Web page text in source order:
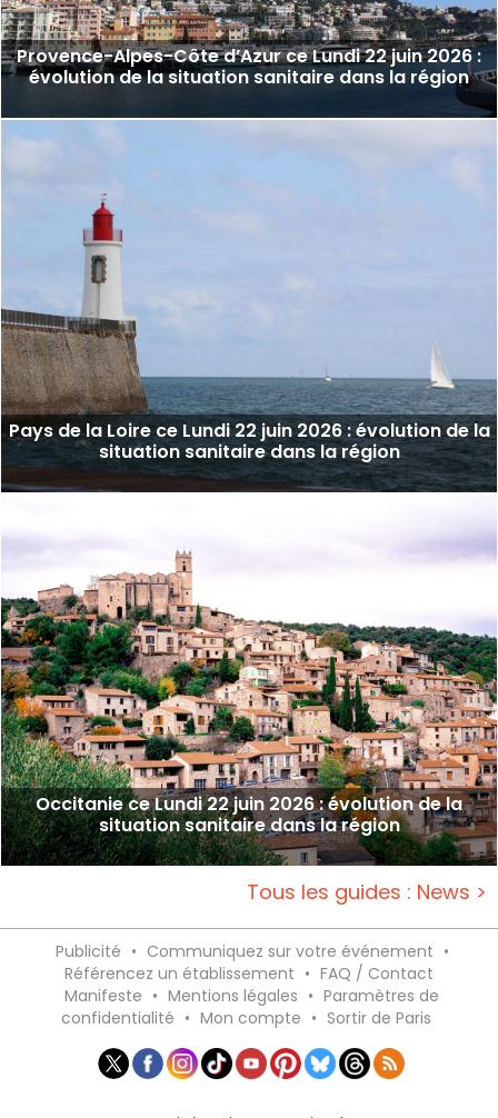
Provence-Alpes-Côte d’Azur ce Lundi 22 juin 2026 :
évolution de la situation sanitaire dans la région
Pays de la Loire ce Lundi 22 juin 2026 : évolution de la
situation sanitaire dans la région
Occitanie ce Lundi 22 juin 2026 : évolution de la
situation sanitaire dans la région
Tous les guides : News >
Publicité • Communiquez sur votre événement •
Référencez un établissement • FAQ / Contact
Manifeste • Mentions légales • Paramètres de
confidentialité • Mon compte • Sortir de Paris